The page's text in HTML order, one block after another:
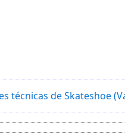
técnicas de Skateshoe